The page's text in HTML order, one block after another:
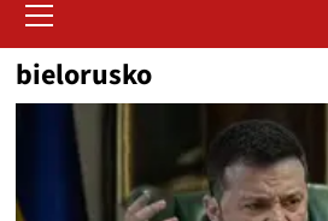
Menu
bielorusko